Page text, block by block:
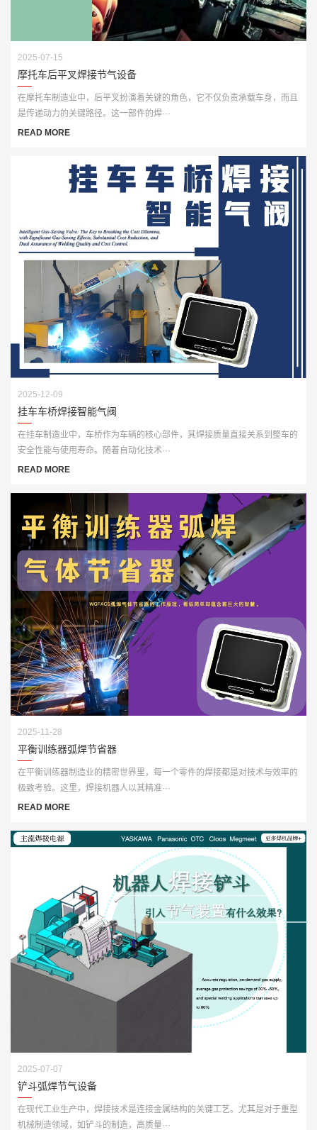
2025-07-15
摩托车后平叉焊接节气设备
在摩托车制造业中，后平叉扮演着关键的角色，它不仅负责承载车身，而且
是传递动力的关键路径。这一部件的焊···
READ MORE
2025-12-09
挂车车桥焊接智能气阀
在挂车制造业中，车桥作为车辆的核心部件，其焊接质量直接关系到整车的
安全性能与使用寿命。随着自动化技术···
READ MORE
2025-11-28
平衡训练器弧焊节省器
在平衡训练器制造业的精密世界里，每一个零件的焊接都是对技术与效率的
极致考验。这里，焊接机器人以其精准···
READ MORE
2025-07-07
铲斗弧焊节气设备
在现代工业生产中，焊接技术是连接金属结构的关键工艺。尤其是对于重型
机械制造领域，如铲斗的制造，高质量···